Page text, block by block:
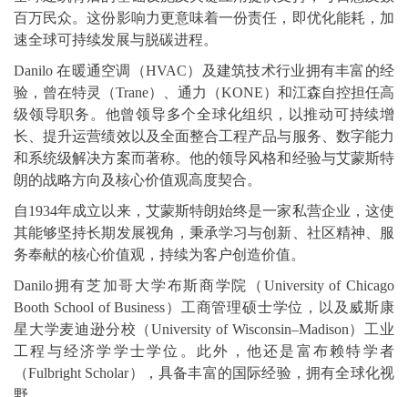
百万民众。这份影响力更意味着一份责任，即优化能耗，加
速全球可持续发展与脱碳进程。
Danilo 在暖通空调（HVAC）及建筑技术行业拥有丰富的经
验，曾在特灵（Trane）、通力（KONE）和江森自控担任高
级领导职务。他曾领导多个全球化组织，以推动可持续增
长、提升运营绩效以及全面整合工程产品与服务、数字能力
和系统级解决方案而著称。他的领导风格和经验与艾蒙斯特
朗的战略方向及核心价值观高度契合。
自1934年成立以来，艾蒙斯特朗始终是一家私营企业，这使
其能够坚持长期发展视角，秉承学习与创新、社区精神、服
务奉献的核心价值观，持续为客户创造价值。
Danilo拥有芝加哥大学布斯商学院（University of Chicago
Booth School of Business）工商管理硕士学位，以及威斯康
星大学麦迪逊分校（University of Wisconsin–Madison）工业
工程与经济学学士学位。此外，他还是富布赖特学者
（Fulbright Scholar），具备丰富的国际经验，拥有全球化视